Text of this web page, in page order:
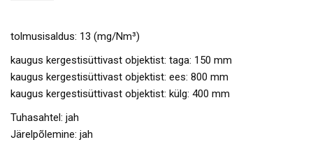
tolmusisaldus: 13 (mg/Nm³)
kaugus kergestisüttivast objektist: taga: 150 mm
kaugus kergestisüttivast objektist: ees: 800 mm
kaugus kergestisüttivast objektist: külg: 400 mm
Tuhasahtel: jah
Järelpõlemine: jah